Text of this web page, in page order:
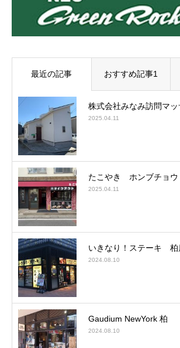
最近の記事 おすすめ記事1
株式会社みなみ訪問マ
2025.04.11
たこやき ホンブチョウ
2025.04.11
いきなり！ステーキ 柏
2024.08.10
Gaudium NewYork 柏
2024.08.10